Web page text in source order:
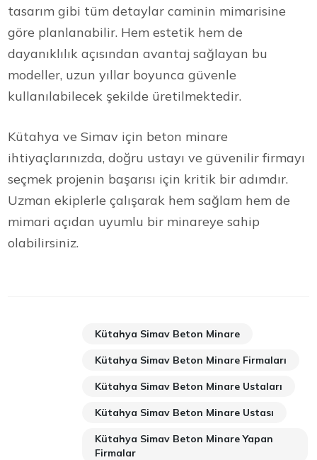
tasarım gibi tüm detaylar caminin mimarisine
göre planlanabilir. Hem estetik hem de
dayanıklılık açısından avantaj sağlayan bu
modeller, uzun yıllar boyunca güvenle
kullanılabilecek şekilde üretilmektedir.
Kütahya ve Simav için beton minare
ihtiyaçlarınızda, doğru ustayı ve güvenilir firmayı
seçmek projenin başarısı için kritik bir adımdır.
Uzman ekiplerle çalışarak hem sağlam hem de
mimari açıdan uyumlu bir minareye sahip
olabilirsiniz.
Kütahya Simav Beton Minare
Kütahya Simav Beton Minare Firmaları
Kütahya Simav Beton Minare Ustaları
Kütahya Simav Beton Minare Ustası
Kütahya Simav Beton Minare Yapan
Firmalar